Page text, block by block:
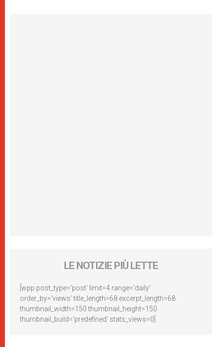
LE NOTIZIE PIÙ LETTE
[wpp post_type='post' limit=4 range='daily'
order_by='views' title_length=68 excerpt_length=68
thumbnail_width=150 thumbnail_height=150
thumbnail_build='predefined' stats_views=0]